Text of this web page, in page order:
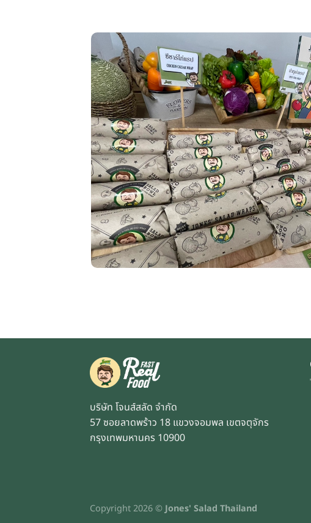
บริษัท โจนส์สลัด จำกัด
57 ซอยลาดพร้าว 18 แขวงจอมพล เขตจตุจักร
กรุงเทพมหานคร 10900
Copyright 2026 ©Jones' Salad Thailand